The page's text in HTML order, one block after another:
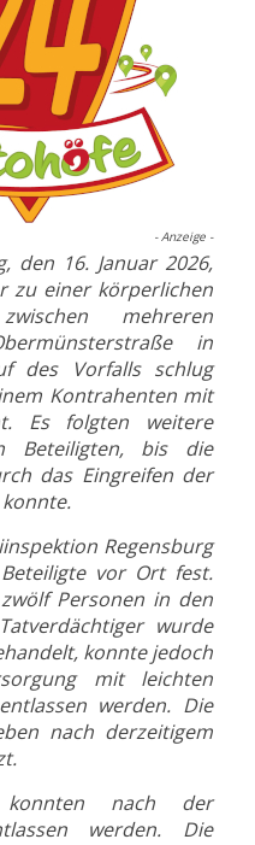
- Anzeige -
den 16. Januar 2026,
zu einer körperlichen
mehreren
in
des Vorfalls schlug
Kontrahenten mit
Es folgten weitere
Beteiligten, bis die
das Eingreifen der
Regensburg
vor Ort fest.
Personen in den
wurde
konnte jedoch
mit leichten
werden. Die
nach derzeitigem
konnten nach der
werden. Die